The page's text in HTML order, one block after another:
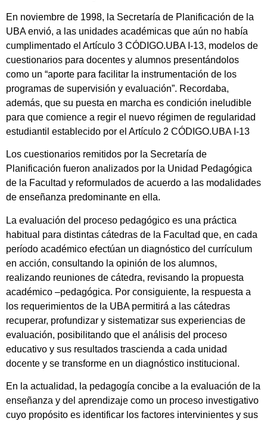
En noviembre de 1998, la Secretaría de Planificación de la
UBA envió, a las unidades académicas que aún no había
cumplimentado el Artículo 3 CÓDIGO.UBA I-13, modelos de
cuestionarios para docentes y alumnos presentándolos
como un “aporte para facilitar la instrumentación de los
programas de supervisión y evaluación”. Recordaba,
además, que su puesta en marcha es condición ineludible
para que comience a regir el nuevo régimen de regularidad
estudiantil establecido por el Artículo 2 CÓDIGO.UBA I-13
Los cuestionarios remitidos por la Secretaría de
Planificación fueron analizados por la Unidad Pedagógica
de la Facultad y reformulados de acuerdo a las modalidades
de enseñanza predominante en ella.
La evaluación del proceso pedagógico es una práctica
habitual para distintas cátedras de la Facultad que, en cada
período académico efectúan un diagnóstico del currículum
en acción, consultando la opinión de los alumnos,
realizando reuniones de cátedra, revisando la propuesta
académico –pedagógica. Por consiguiente, la respuesta a
los requerimientos de la UBA permitirá a las cátedras
recuperar, profundizar y sistematizar sus experiencias de
evaluación, posibilitando que el análisis del proceso
educativo y sus resultados trascienda a cada unidad
docente y se transforme en un diagnóstico institucional.
En la actualidad, la pedagogía concibe a la evaluación de la
enseñanza y del aprendizaje como un proceso investigativo
cuyo propósito es identificar los factores intervinientes y sus